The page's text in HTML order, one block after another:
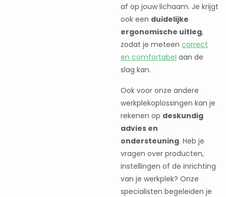
af op jouw lichaam. Je krijgt
ook een duidelijke
ergonomische uitleg,
zodat je meteen correct
en comfortabel aan de
slag kan.
Ook voor onze andere
werkplekoplossingen kan je
rekenen op deskundig
advies en
ondersteuning. Heb je
vragen over producten,
instellingen of de inrichting
van je werkplek? Onze
specialisten begeleiden je